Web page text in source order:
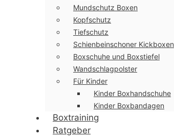
Mundschutz Boxen
Kopfschutz
Tiefschutz
Schienbeinschoner Kickboxen
Boxschuhe und Boxstiefel
Wandschlagpolster
Für Kinder
Kinder Boxhandschuhe
Kinder Boxbandagen
Boxtraining
Ratgeber